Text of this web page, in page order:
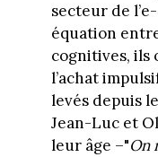
secteur de
équation
cognitives, ils
l’achat
levés depuis
Jean-Luc et
leur âge –"On